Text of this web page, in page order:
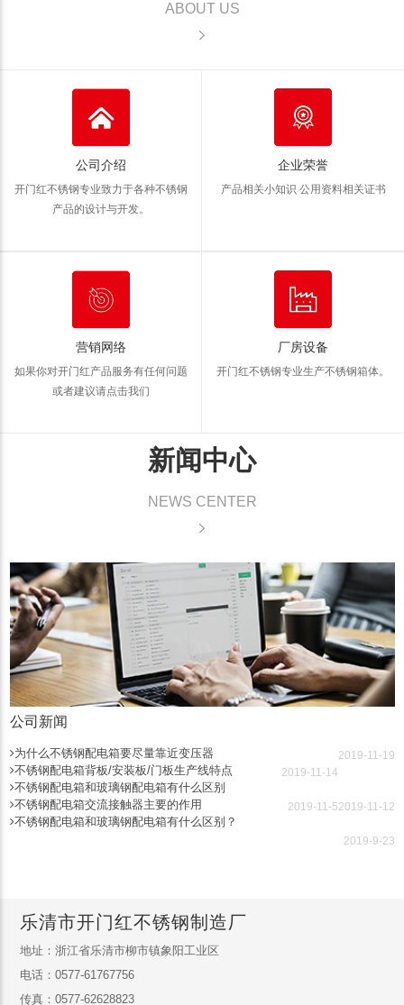
ABOUT US
公司介绍
开门红不锈钢专业致力于各种不锈钢
产品的设计与开发。
企业荣誉
产品相关小知识 公用资料相关证书
营销网络
如果你对开门红产品服务有任何问题
或者建议请点击我们
厂房设备
开门红不锈钢专业生产不锈钢箱体。
新闻中心
NEWS CENTER
公司新闻
为什么不锈钢配电箱要尽量靠近变压器 2019-11-19
不锈钢配电箱背板/安装板/门板生产线特点 2019-11-14
不锈钢配电箱和玻璃钢配电箱有什么区别
2019-11-12
不锈钢配电箱交流接触器主要的作用 2019-11-5
不锈钢配电箱和玻璃钢配电箱有什么区别？
2019-9-23
乐清市开门红不锈钢制造厂
地址：浙江省乐清市柳市镇象阳工业区
电话：0577-61767756
传真：0577-62628823